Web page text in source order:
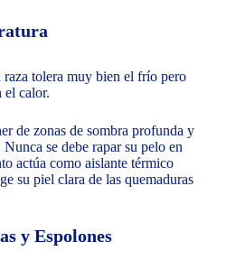
raza tolera muy bien el frío pero
el calor.
de zonas de sombra profunda y
Nunca se debe rapar su pelo en
actúa como aislante térmico
su piel clara de las quemaduras
y Espolones